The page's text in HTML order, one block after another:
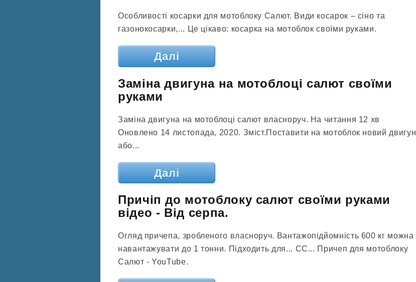
Особливості косарки для мотоблоку Салют. Види косарок – сіно та
газонокосарки,... Це цікаво: косарка на мотоблок своїми руками.
Далі
Заміна двигуна на мотоблоці салют своїми
руками
Заміна двигуна на мотоблоці салют власноруч. На читання 12 хв
Оновлено 14 листопада, 2020. Зміст.Поставити на мотоблок новий двигун
або...
Далі
Причіп до мотоблоку салют своїми руками
відео - Від серпа.
Огляд причепа, зробленого власноруч. Вантажопідйомність 600 кг можна
навантажувати до 1 тонни. Підходить для... CC... Причеп для мотоблоку
Салют - YouTube.